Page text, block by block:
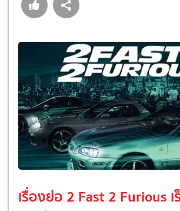
เรื่องย่อ 2 Fast 2 Furious